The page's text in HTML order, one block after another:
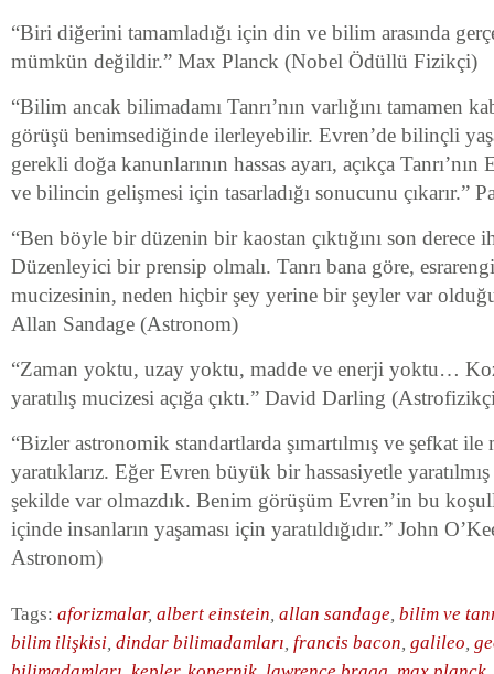
“Biri diğerini tamamladığı için din ve bilim arasında
mümkün değildir.” Max Planck (Nobel Ödüllü Fizikçi)
“Bilim ancak bilimadamı Tanrı’nın varlığını tamamen
görüşü benimsediğinde ilerleyebilir. Evren’de bilinçli
gerekli doğa kanunlarının hassas ayarı, açıkça
ve bilincin gelişmesi için tasarladığı sonucunu çıkarır.”
“Ben böyle bir düzenin bir kaostan çıktığını son derece
Düzenleyici bir prensip olmalı. Tanrı bana göre,
mucizesinin, neden hiçbir şey yerine bir şeyler var
Allan Sandage (Astronom)
“Zaman yoktu, uzay yoktu, madde ve enerji yoktu…
yaratılış mucizesi açığa çıktı.” David Darling
“Bizler astronomik standartlarda şımartılmış ve şefkat
yaratıklarız. Eğer Evren büyük bir hassasiyetle
şekilde var olmazdık. Benim görüşüm Evren’in bu
içinde insanların yaşaması için yaratıldığıdır.” John
Astronom)
Tags: aforizmalar, albert einstein, allan sandage, bilim ve
bilim ilişkisi, dindar bilimadamları, francis bacon, galileo,